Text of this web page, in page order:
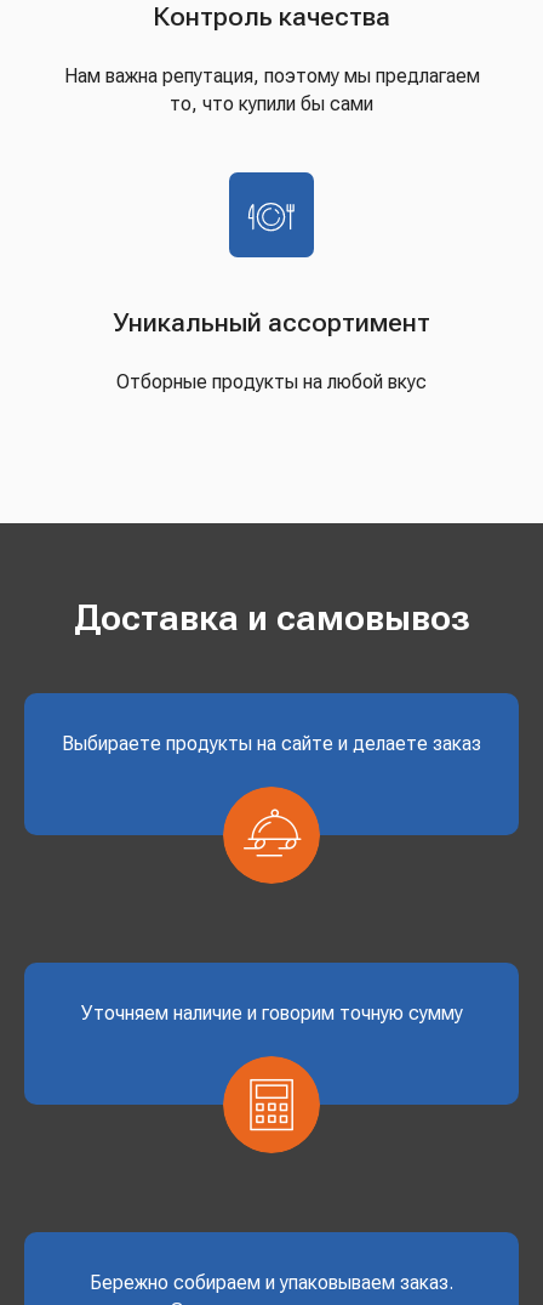
Контроль качества
Нам важна репутация, поэтому мы предлагаем
то, что купили бы сами
Уникальный ассортимент
Отборные продукты на любой вкус
Доставка и самовывоз
Выбираете продукты на сайте и делаете заказ
Уточняем наличие и говорим точную сумму
Бережно собираем и упаковываем заказ.